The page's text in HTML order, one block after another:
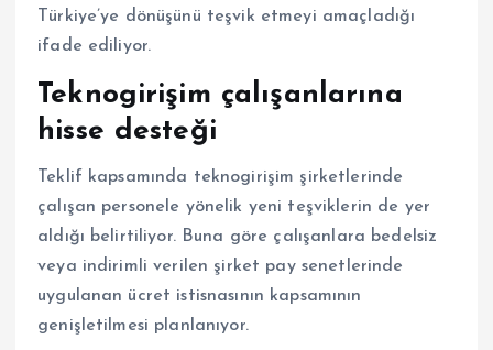
Türkiye’ye dönüşünü teşvik etmeyi amaçladığı
ifade ediliyor.
Teknogirişim çalışanlarına
hisse desteği
Teklif kapsamında teknogirişim şirketlerinde
çalışan personele yönelik yeni teşviklerin de yer
aldığı belirtiliyor. Buna göre çalışanlara bedelsiz
veya indirimli verilen şirket pay senetlerinde
uygulanan ücret istisnasının kapsamının
genişletilmesi planlanıyor.